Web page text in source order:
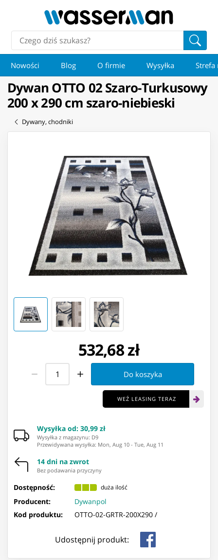
Nowości Blog O firmie Wysyłka Strefa
Dywan OTTO 02 Szaro-Turkusowy
200 x 290 cm szaro-niebieski
Dywany, chodniki
532,68 zł
Do koszyka
WEŹ LEASING TERAZ
Wysyłka od: 30,99 zł
Wysyłka z magazynu: ⁨D9⁩
Przewidywana wysyłka: Mon, Aug 10 - Tue, Aug 11
14 dni na zwrot
Bez podawania przyczyny
Dostępność: duża ilość
Producent:
Dywanpol
Kod produktu:
OTTO-02-GRTR-200X290 /
Udostępnij produkt: